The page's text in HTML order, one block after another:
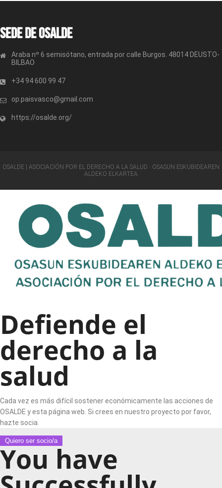
Sede de OSALDE
Araba nº 6 semisótano, entrada por calle Burgos. 48014 DEUSTO-
BILBAO
+34 94 600 99 47
op.paisvasco@gmail.com
https://osalde.org/
OSALDE | ASOCIACIÓN POR EL DERECHO A LA SALUD · OSASUN ESKUBIDEAREN
ALDEKO ELKARTEA
Defiende el
derecho a la
salud
Cada vez es más difícil sostener económicamente las acciones de
OSALDE y esta página web. Si crees en nuestro proyecto por favor,
hazte socia.
Quiero ser socio/a
You have